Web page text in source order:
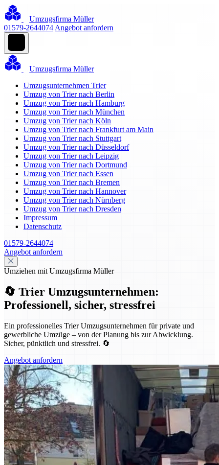
Umzugsfirma Müller
01579-2644074 Angebot anfordern
Umzugsfirma Müller
Umzugsunternehmen Trier
Umzug von Trier nach Berlin
Umzug von Trier nach Hamburg
Umzug von Trier nach München
Umzug von Trier nach Köln
Umzug von Trier nach Frankfurt am Main
Umzug von Trier nach Stuttgart
Umzug von Trier nach Düsseldorf
Umzug von Trier nach Leipzig
Umzug von Trier nach Dortmund
Umzug von Trier nach Essen
Umzug von Trier nach Bremen
Umzug von Trier nach Hannover
Umzug von Trier nach Nürnberg
Umzug von Trier nach Dresden
Impressum
Datenschutz
01579-2644074
Angebot anfordern
Umziehen mit Umzugsfirma Müller
🔄 Trier Umzugsunternehmen:
Professionell, sicher, stressfrei
Ein professionelles Trier Umzugsunternehmen für private und
gewerbliche Umzüge – von der Planung bis zur Abwicklung.
Sicher, pünktlich und stressfrei. 🔄
Angebot anfordern